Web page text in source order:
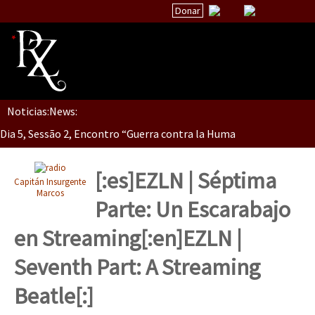
Donar
Inicio
Quiénes Somos
La palabra del EZLN
Encuentros
Chiapas
México
Latinoamérica
Noticias:News:
Dia 5, Sessão 2, Encontro “Guerra contra la Humanidad”
Dia 5, sessão 1, do Encontro “Guerra contra a Humanidade”(As
Dia 4 – Encontro “Guerra contra a Humanidade” (As populações
Capitán Insurgente
Marcos
[:es]EZLN | Séptima
Parte: Un Escarabajo
en Streaming[:en]EZLN |
Seventh Part: A Streaming
Beatle[:]